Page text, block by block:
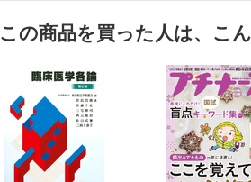
この商品を買った人は、こ